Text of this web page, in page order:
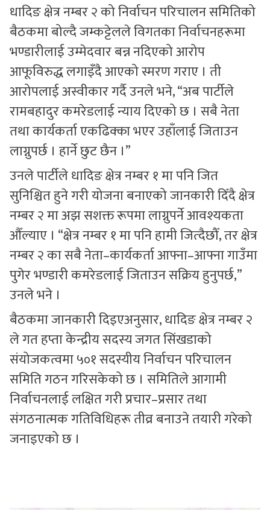
धादिङ क्षेत्र नम्बर २ को निर्वाचन परिचालन समितिको
बैठकमा बोल्दै जम्कट्टेलले विगतका निर्वाचनहरूमा
भण्डारीलाई उम्मेदवार बन्न नदिएको आरोप
आफूविरुद्ध लगाइँदै आएको स्मरण गराए । ती
आरोपलाई अस्वीकार गर्दै उनले भने, “अब पार्टीले
रामबहादुर कमरेडलाई न्याय दिएको छ । सबै नेता
तथा कार्यकर्ता एकढिक्का भएर उहाँलाई जिताउन
लाग्नुपर्छ । हार्ने छुट छैन ।”
उनले पार्टीले धादिङ क्षेत्र नम्बर १ मा पनि जित
सुनिश्चित हुने गरी योजना बनाएको जानकारी दिँदै क्षेत्र
नम्बर २ मा अझ सशक्त रूपमा लाग्नुपर्ने आवश्यकता
औँल्याए । “क्षेत्र नम्बर १ मा पनि हामी जित्दैछौँ, तर क्षेत्र
नम्बर २ का सबै नेता–कार्यकर्ता आफ्ना–आफ्ना गाउँमा
पुगेर भण्डारी कमरेडलाई जिताउन सक्रिय हुनुपर्छ,”
उनले भने ।
बैठकमा जानकारी दिइएअनुसार, धादिङ क्षेत्र नम्बर २
ले गत हप्ता केन्द्रीय सदस्य जगत सिंखडाको
संयोजकत्वमा ५०१ सदस्यीय निर्वाचन परिचालन
समिति गठन गरिसकेको छ । समितिले आगामी
निर्वाचनलाई लक्षित गरी प्रचार–प्रसार तथा
संगठनात्मक गतिविधिहरू तीव्र बनाउने तयारी गरेको
जनाइएको छ ।